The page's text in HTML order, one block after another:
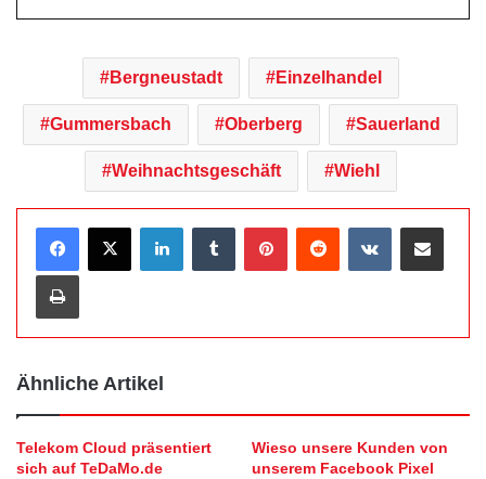
Bergneustadt Einzelhandel
Gummersbach Oberberg Sauerland
Weihnachtsgeschäft Wiehl
Ähnliche Artikel
Telekom Cloud präsentiert
sich auf TeDaMo.de
Wieso unsere Kunden von
unserem Facebook Pixel